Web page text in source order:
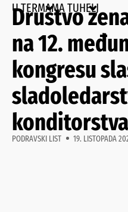
U TERMAMA TUHELJ
Društvo
na 12.
kongresu
konditorstva
PODRAVSKI LIST 19. LISTOPADA